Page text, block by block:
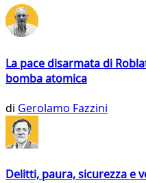
La pace disarmata di
bomba atomica
di Gerolamo Fazzini
Delitti, paura, sicurezza e